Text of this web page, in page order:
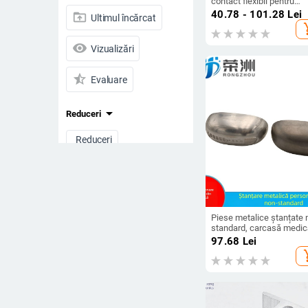
drive_folder_upload Ultimul încărcat
visibility Vizualizări
star_half Evaluare
Reduceri arrow_drop_down
Reduceri
testare încărcare și
conductivă – conector
pin pogo pin
40.78 - 101.28 Lei
Piese metalice ștanțate
standard, carcasă
din aluminiu, radiator,
profiluri din aluminiu,
cu nichel
97.68 Lei